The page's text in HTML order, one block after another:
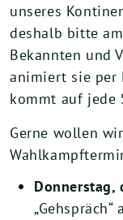
unseres
deshalb bitte
Bekannten und
animiert sie per
kommt auf jede
Gerne wollen
Donnerstag,